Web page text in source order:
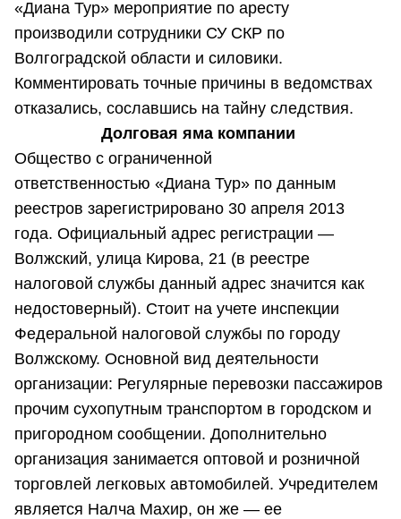
«Диана Тур» мероприятие по аресту
производили сотрудники СУ СКР по
Волгоградской области и силовики.
Комментировать точные причины в ведомствах
отказались, сославшись на тайну следствия.
Долговая яма компании
Общество с ограниченной
ответственностью «Диана Тур» по данным
реестров зарегистрировано 30 апреля 2013
года. Официальный адрес регистрации —
Волжский, улица Кирова, 21 (в реестре
налоговой службы данный адрес значится как
недостоверный). Стоит на учете инспекции
Федеральной налоговой службы по городу
Волжскому. Основной вид деятельности
организации: Регулярные перевозки пассажиров
прочим сухопутным транспортом в городском и
пригородном сообщении. Дополнительно
организация занимается оптовой и розничной
торговлей легковых автомобилей. Учредителем
является Налча Махир, он же — ее